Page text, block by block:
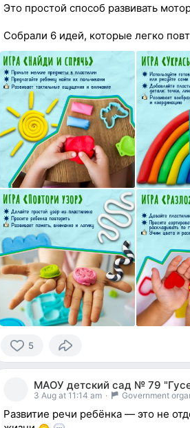
Это простой способ развивать
Собрали 6 идей, которые легко
5
5
reactedМАОУ детский сад № 79
3 Aug at 11:14 am · Government
Развитие речи ребёнка — это не